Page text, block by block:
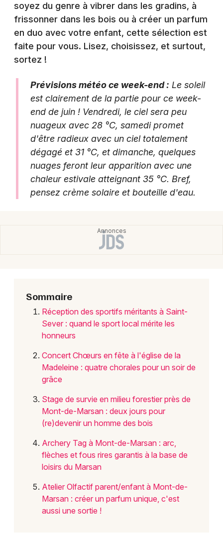
Agenda en Nouvelle-Aquitaine
Artistes en tournée
Actus à Mont-de-Marsan
Magazine à Mont-de-Marsan
Mon email
soyez du genre à vibrer dans les gradins, à
frissonner dans les bois ou à créer un parfum
en duo avec votre enfant, cette sélection est
faite pour vous. Lisez, choisissez, et surtout,
sortez !
Prévisions météo ce week-end : Le soleil
est clairement de la partie pour ce week-
end de juin ! Vendredi, le ciel sera peu
nuageux avec 28 °C, samedi promet
d'être radieux avec un ciel totalement
dégagé et 31 °C, et dimanche, quelques
nuages feront leur apparition avec une
chaleur estivale atteignant 35 °C. Bref,
pensez crème solaire et bouteille d'eau.
Sommaire
Réception des sportifs méritants à Saint-
Sever : quand le sport local mérite les
honneurs
Concert Chœurs en fête à l'église de la
Madeleine : quatre chorales pour un soir de
grâce
Stage de survie en milieu forestier près de
Mont-de-Marsan : deux jours pour
(re)devenir un homme des bois
Archery Tag à Mont-de-Marsan : arc,
flèches et fous rires garantis à la base de
loisirs du Marsan
Atelier Olfactif parent/enfant à Mont-de-
Marsan : créer un parfum unique, c'est
aussi une sortie !